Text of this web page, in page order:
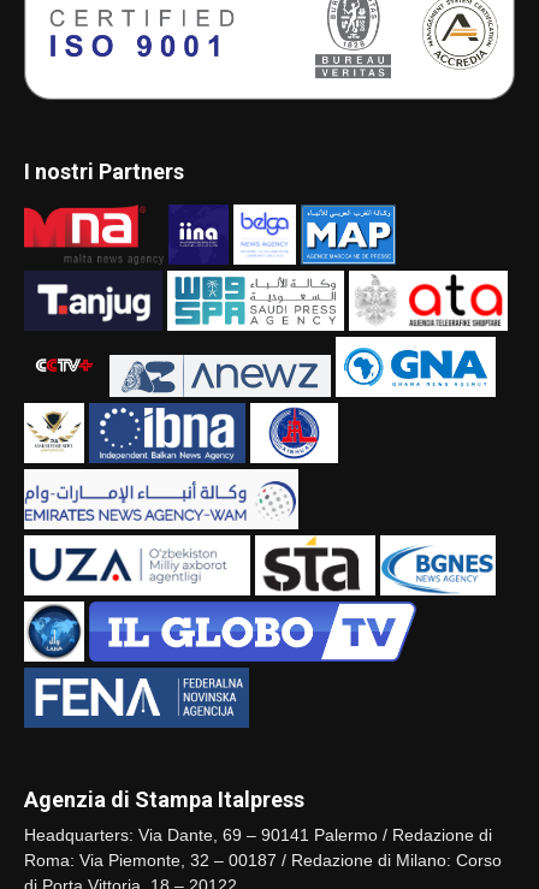
I nostri Partners
Agenzia di Stampa Italpress
Headquarters: Via Dante, 69 – 90141 Palermo / Redazione di
Roma: Via Piemonte, 32 – 00187 / Redazione di Milano: Corso